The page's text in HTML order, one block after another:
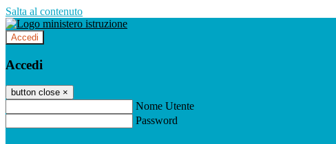
Salta al contenuto
Accedi
Accedi
button close ×
Nome Utente
Password